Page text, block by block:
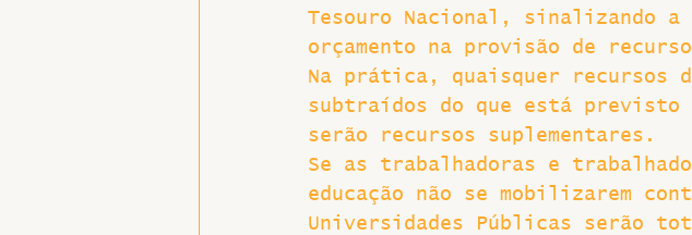
Tesouro Nacional, sinalizando a
orçamento na provisão de
Na prática, quaisquer recursos
subtraídos do que está previsto
serão recursos suplementares.
Se as trabalhadoras e
educação não se mobilizarem
Universidades Públicas serão